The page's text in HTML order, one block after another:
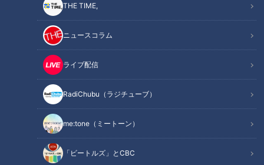
THE TIME,
ニュースコラム
ライブ配信
RadiChubu（ラジチューブ）
me:tone（ミートーン）
「ビートルズ」とCBC
この記事を見たあなたへのおすすめ
新外国人タバちゃん、その明る
その豪快な三振にドラゴンズの